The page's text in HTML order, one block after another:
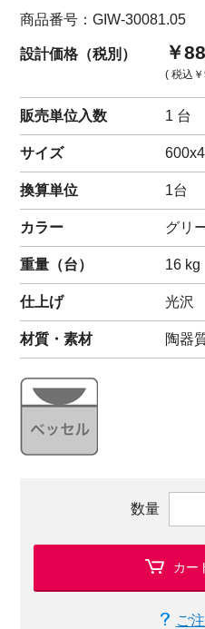
商品番号：GIW-30081.05
設計価格（税別） ￥
( 税込
販売単位入数 1 台
サイズ
換算単位 1台
カラー グリ
重量（台） 16 kg
仕上げ 光沢
材質・素材 陶器
数量
カー
ご